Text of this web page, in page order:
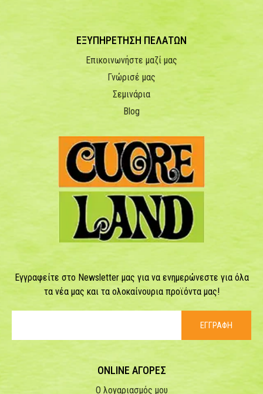
ΕΞΥΠΗΡΕΤΗΣΗ ΠΕΛΑΤΩΝ
Επικοινωνήστε μαζί μας
Γνώρισέ μας
Σεμινάρια
Blog
Εγγραφείτε στο Newsletter μας για να ενημερώνεστε για όλα
τα νέα μας και τα ολοκαίνουρια προϊόντα μας!
ΕΓΓΡΑΦΗ
ONLINE ΑΓΟΡΕΣ
Ο λογαριασμός μου